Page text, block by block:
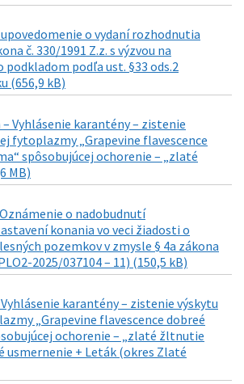
o vydaní rozhodnutia
č. 330/1991 Z.z. s výzvou na
podkladom podľa ust. §33 ods.2
(656,9 kB)
– Vyhlásenie karantény – zistenie
fytoplazmy „Grapevine flavescence
spôsobujúcej ochorenie – „zlaté
MB)
o nadobudnutí
konania vo veci žiadosti o
pozemkov v zmysle § 4a zákona
2025/037104 – 11) (150,5 kB)
karantény – zistenie výskytu
„Grapevine flavescence dobreé
ochorenie – „zlaté žltnutie
usmernenie + Leták (okres Zlaté